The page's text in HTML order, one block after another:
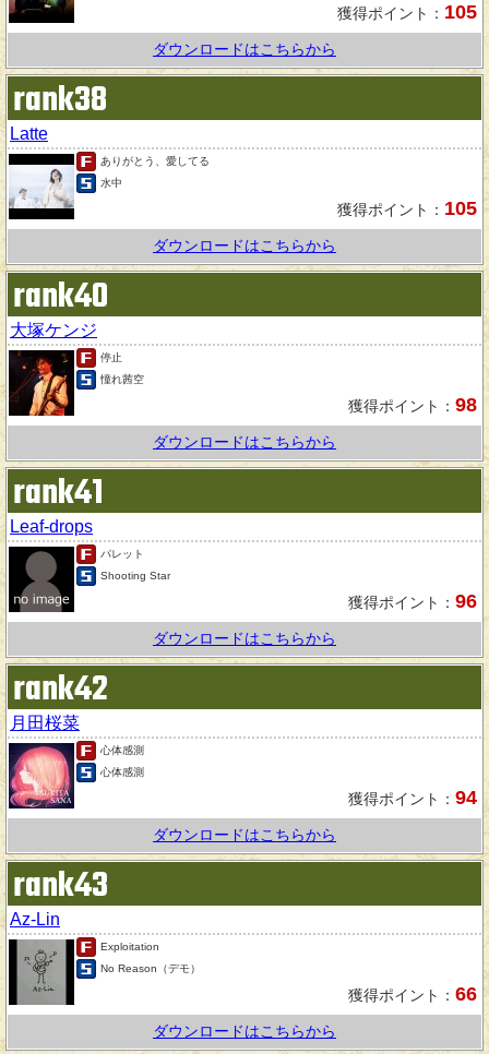
獲得ポイント： 105
ダウンロードはこちらから
rank38
Latte
ありがとう、愛してる
水中
獲得ポイント： 105
ダウンロードはこちらから
rank40
大塚ケンジ
停止
憧れ茜空
獲得ポイント： 98
ダウンロードはこちらから
rank41
Leaf-drops
パレット
Shooting Star
獲得ポイント： 96
ダウンロードはこちらから
rank42
月田桜菜
心体感測
心体感測
獲得ポイント： 94
ダウンロードはこちらから
rank43
Az-Lin
Exploitation
No Reason（デモ）
獲得ポイント： 66
ダウンロードはこちらから